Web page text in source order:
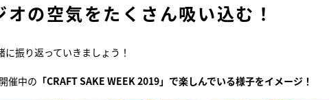
の空気をたくさん吸い込む！
振り返っていきましょう！
催中の 「CRAFT SAKE WEEK 2019」で楽しんでいる様子をイメージ！